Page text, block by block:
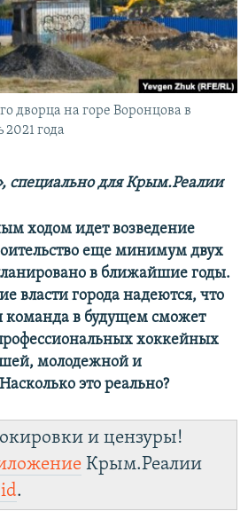
КРЫМА
дворца на горе Воронцова в
2021 года
специально для Крым.Реалии
ходом идет возведение
еще минимум двух
в ближайшие годы.
власти города надеются, что
команда в будущем сможет
хоккейных
молодежной и
это реально?
и цензуры!
Крым.Реалии
.